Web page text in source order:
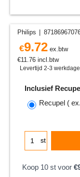
Philips
€9.72 ex.btw
€11.76 incl.btw
Levertijd 2-3
Inclusief
Recupel (
st
Koop 10 st voor